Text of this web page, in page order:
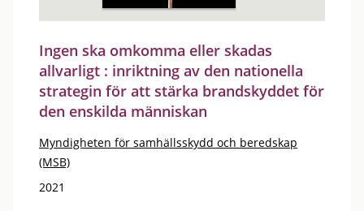
Ingen ska omkomma eller skadas
allvarligt : inriktning av den nationella
strategin för att stärka brandskyddet för
den enskilda människan
Myndigheten för samhällsskydd och beredskap
(MSB)
2021